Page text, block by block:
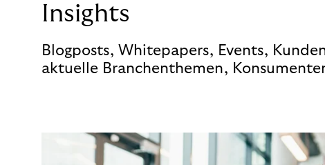
Insights
Blogposts, Whitepapers, Events,
aktuelle Branchenthemen,